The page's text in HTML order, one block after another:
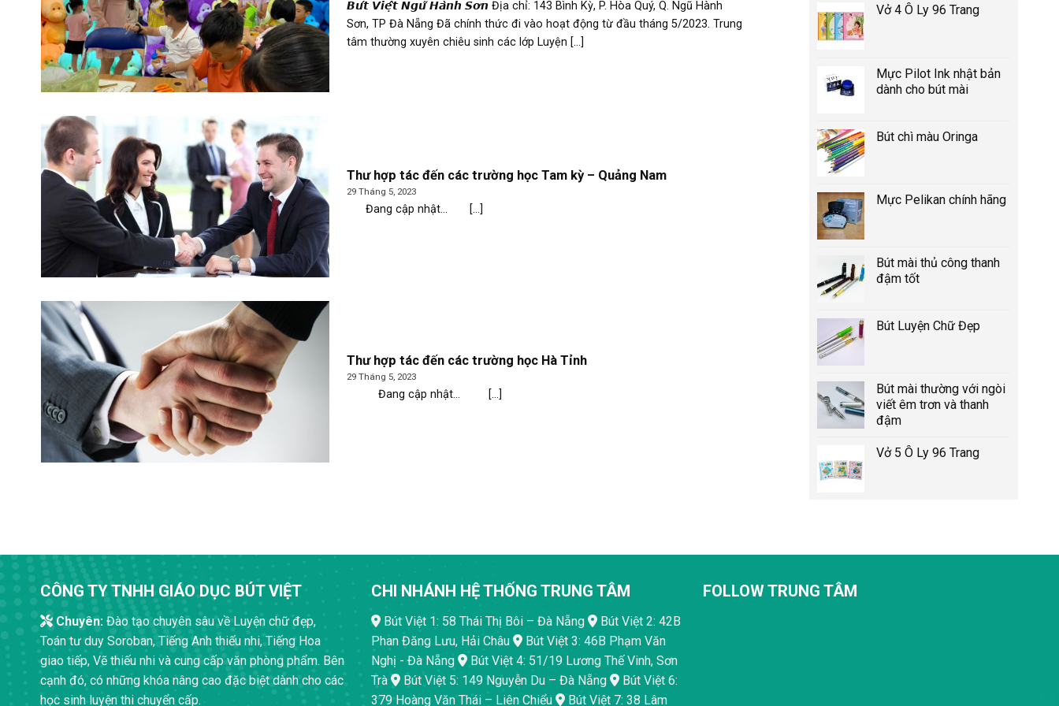
𝘽𝙪́𝙩 𝙑𝙞𝙚̣̂𝙩 𝙉𝙜𝙪̃ 𝙃𝙖̀𝙣𝙝 𝙎𝙤̛𝙣 Địa chỉ: 143 Bình Kỳ, P. Hòa Quý, Q. Ngũ Hành
Sơn, TP Đà Nẵng Đã chính thức đi vào hoạt động từ đầu tháng 5/2023. Trung
tâm thường xuyên chiêu sinh các lớp Luyện [...]
Thư hợp tác đến các trường học Tam kỳ – Quảng Nam
29 Tháng 5, 2023
Đang cập nhật… [...]
Thư hợp tác đến các trường học Hà Tỉnh
29 Tháng 5, 2023
Đang cập nhật… [...]
Vở 4 Ô Ly 96 Trang
Mực Pilot Ink nhật bản
dành cho bút mài
Bút chì màu Oringa
Mực Pelikan chính hãng
Bút mài thủ công thanh
đậm tốt
Bút Luyện Chữ Đẹp
Bút mài thường với ngòi
viết êm trơn và thanh
đậm
Vở 5 Ô Ly 96 Trang
CÔNG TY TNHH GIÁO DỤC BÚT VIỆT
Chuyên:Đào tạo chuyên sâu về Luyện chữ đẹp,
Toán tư duy Soroban, Tiếng Anh thiếu nhi, Tiếng Hoa
giao tiếp, Vẽ thiếu nhi và cung cấp văn phòng phẩm. Bên
cạnh đó, có những khóa nâng cao đặc biệt dành cho các
học sinh luyện thi chuyển cấp.
CHI NHÁNH HỆ THỐNG TRUNG TÂM
Bút Việt 1: 58 Thái Thị Bôi – Đà Nẵng
Bút Việt 2: 42B
Phan Đăng Lưu, Hải Châu
Bút Việt 3: 46B Phạm Văn
Nghị - Đà Nẵng
Bút Việt 4: 51/19 Lương Thế Vinh, Sơn
Trà
Bút Việt 5: 149 Nguyễn Du – Đà Nẵng
Bút Việt 6:
379 Hoàng Văn Thái – Liên Chiểu
Bút Việt 7: 38 Lâm
FOLLOW TRUNG TÂM